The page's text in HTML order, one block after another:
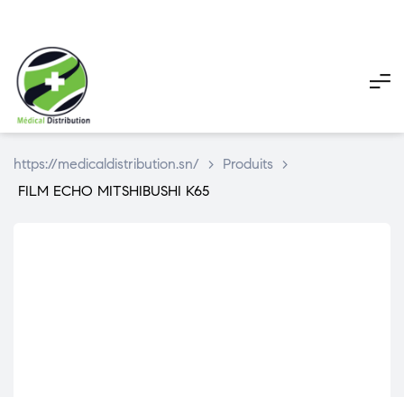
https://medicaldistribution.sn/ > Produits
>
FILM ECHO MITSHIBUSHI K65